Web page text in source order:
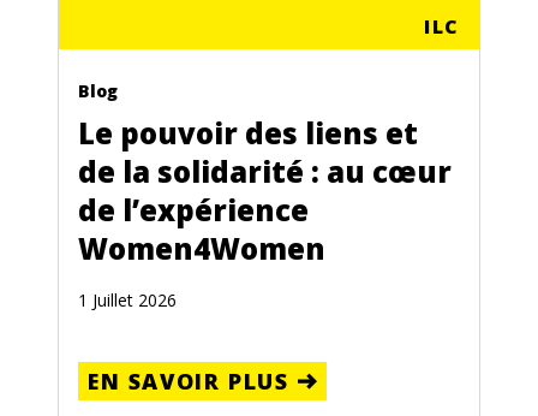
ILC
Blog
Le pouvoir des liens et
de la solidarité : au cœur
de l’expérience
Women4Women
1 Juillet 2026
EN SAVOIR PLUS